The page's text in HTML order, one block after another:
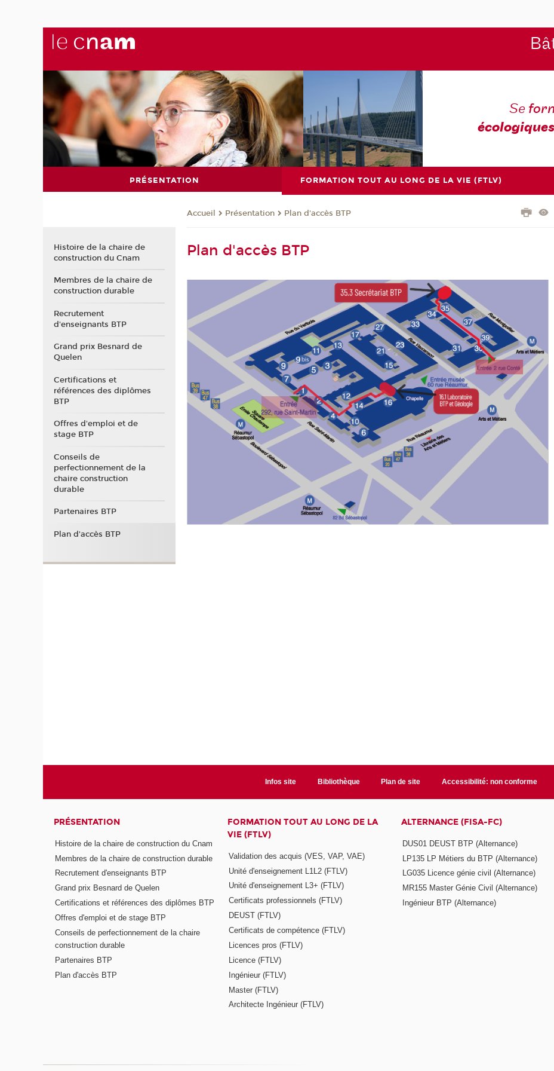
Se
PRÉSENTATION FORMATION TOUT AU LONG DE LA VIE (FTLV)
Accueil Présentation Plan d'accès BTP
Plan d'accès BTP
Histoire de la chaire de
construction du Cnam
Membres de la chaire de
construction durable
Recrutement
d'enseignants BTP
Grand prix Besnard de
Quelen
Certifications et
références des diplômes
BTP
Offres d'emploi et de
stage BTP
Conseils de
perfectionnement de la
chaire construction
durable
Partenaires BTP
Plan d'accès BTP
Infos site Bibliothèque Plan de site Accessibilité: non conforme
PRÉSENTATION
Histoire de la chaire de construction du Cnam
Membres de la chaire de construction durable
Recrutement d'enseignants BTP
Grand prix Besnard de Quelen
Certifications et références des diplômes BTP
Offres d'emploi et de stage BTP
Conseils de perfectionnement de la chaire
construction durable
Partenaires BTP
Plan d'accès BTP
FORMATION TOUT AU LONG DE LA
VIE (FTLV)
Validation des acquis (VES, VAP, VAE)
Unité d'enseignement L1L2 (FTLV)
Unité d'enseignement L3+ (FTLV)
Certificats professionnels (FTLV)
DEUST (FTLV)
Certificats de compétence (FTLV)
Licences pros (FTLV)
Licence (FTLV)
Ingénieur (FTLV)
Master (FTLV)
Architecte Ingénieur (FTLV)
ALTERNANCE (FISA-FC)
DUS01 DEUST BTP (Alternance)
LP135 LP Métiers du BTP (Alternance)
LG035 Licence génie civil (Alternance)
MR155 Master Génie Civil (Alternance)
Ingénieur BTP (Alternance)